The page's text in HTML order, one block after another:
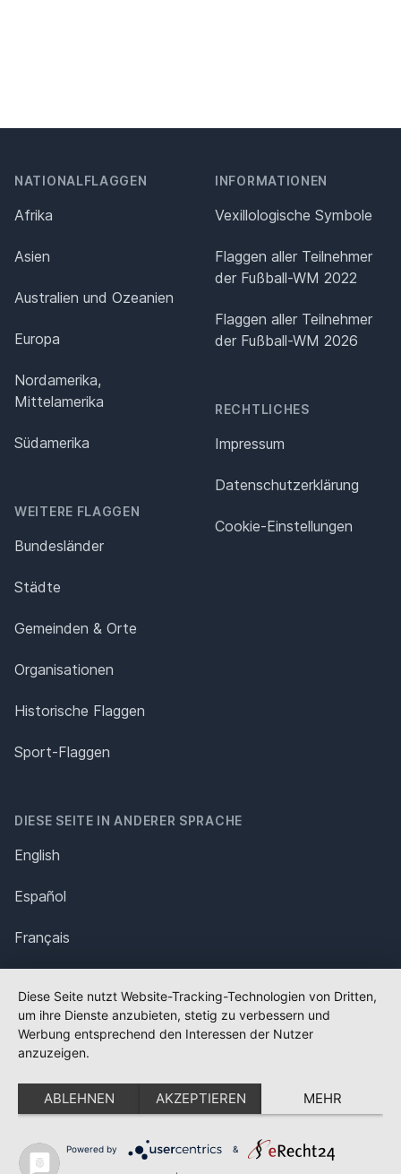
NATIONALFLAGGEN
Afrika
Asien
Australien und Ozeanien
Europa
Nordamerika,
Mittelamerika
Südamerika
WEITERE FLAGGEN
Bundesländer
Städte
Gemeinden & Orte
Organisationen
Historische Flaggen
Sport-Flaggen
INFORMATIONEN
Vexillologische Symbole
Flaggen aller Teilnehmer
der Fußball-WM 2022
Flaggen aller Teilnehmer
der Fußball-WM 2026
RECHTLICHES
Impressum
Datenschutz­erklärung
Cookie-Einstellungen
DIESE SEITE IN ANDERER SPRACHE
English
Español
Français
Polska
Português
Nederlands
Svenska
Diese Seite nutzt Website-Tracking-Technologien von Dritten,
um ihre Dienste anzubieten, stetig zu verbessern und
Werbung entsprechend den Interessen der Nutzer
anzuzeigen.
ABLEHNEN AKZEPTIEREN MEHR
Powered by &